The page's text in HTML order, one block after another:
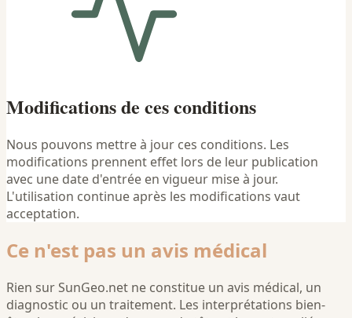
Modifications de ces conditions
Nous pouvons mettre à jour ces conditions. Les
modifications prennent effet lors de leur publication
avec une date d'entrée en vigueur mise à jour.
L'utilisation continue après les modifications vaut
acceptation.
Ce n'est pas un avis médical
Rien sur SunGeo.net ne constitue un avis médical, un
diagnostic ou un traitement. Les interprétations bien-